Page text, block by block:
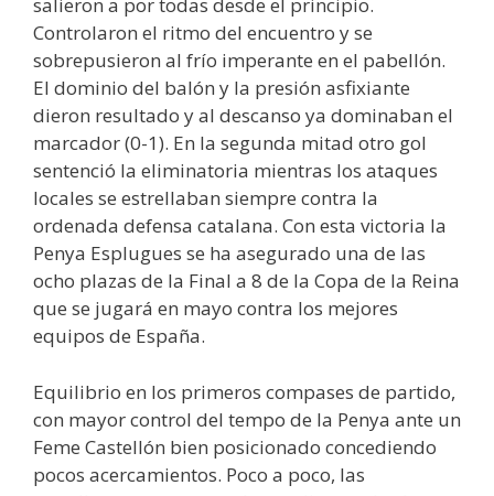
salieron a por todas desde el principio.
Controlaron el ritmo del encuentro y se
sobrepusieron al frío imperante en el pabellón.
El dominio del balón y la presión asfixiante
dieron resultado y al descanso ya dominaban el
marcador (0-1). En la segunda mitad otro gol
sentenció la eliminatoria mientras los ataques
locales se estrellaban siempre contra la
ordenada defensa catalana. Con esta victoria la
Penya Esplugues se ha asegurado una de las
ocho plazas de la Final a 8 de la Copa de la Reina
que se jugará en mayo contra los mejores
equipos de España.
Equilibrio en los primeros compases de partido,
con mayor control del tempo de la Penya ante un
Feme Castellón bien posicionado concediendo
pocos acercamientos. Poco a poco, las